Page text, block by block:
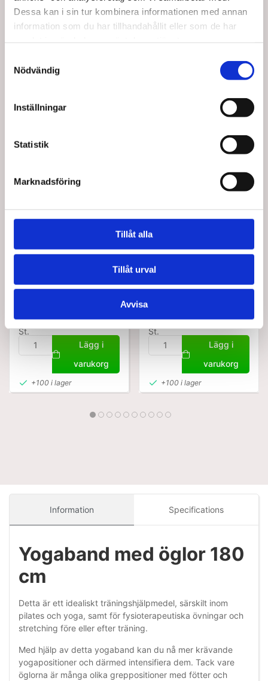
Dessa kan i sin tur kombinera informationen med annan
information som du har tillhandahållit eller som de har
Nödvändig
Inställningar
Statistik
Marknadsföring
Tillåt alla
Tillåt urval
Avvisa
18 i lager 29 i lager
Spara upp till 15%
20130
Träningsband i Rött från
FrånSEK 995,56/
St.
SEK 796,45 Exkl. moms
Lägg i
varukorg
+100 i lager
Spara upp till 15%
20140
Träningsband Grönt
meter
FrånSEK 1 117,75/
St.
SEK 894,20 Exkl. moms
Lägg i
varukorg
+100 i lager
Information Specifications
Yogaband med öglor 180
cm
Detta är ett idealiskt träningshjälpmedel, särskilt inom
pilates och yoga, samt för fysioterapeutiska övningar och
stretching före eller efter träning.
Med hjälp av detta yogaband kan du nå mer krävande
yogapositioner och därmed intensifiera dem. Tack vare
öglorna är många olika greppositioner med fötter och